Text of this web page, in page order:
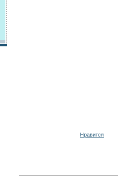
Нравится